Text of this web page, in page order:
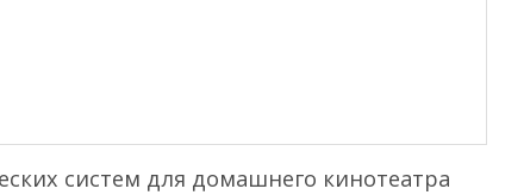
систем для домашнего кинотеатра